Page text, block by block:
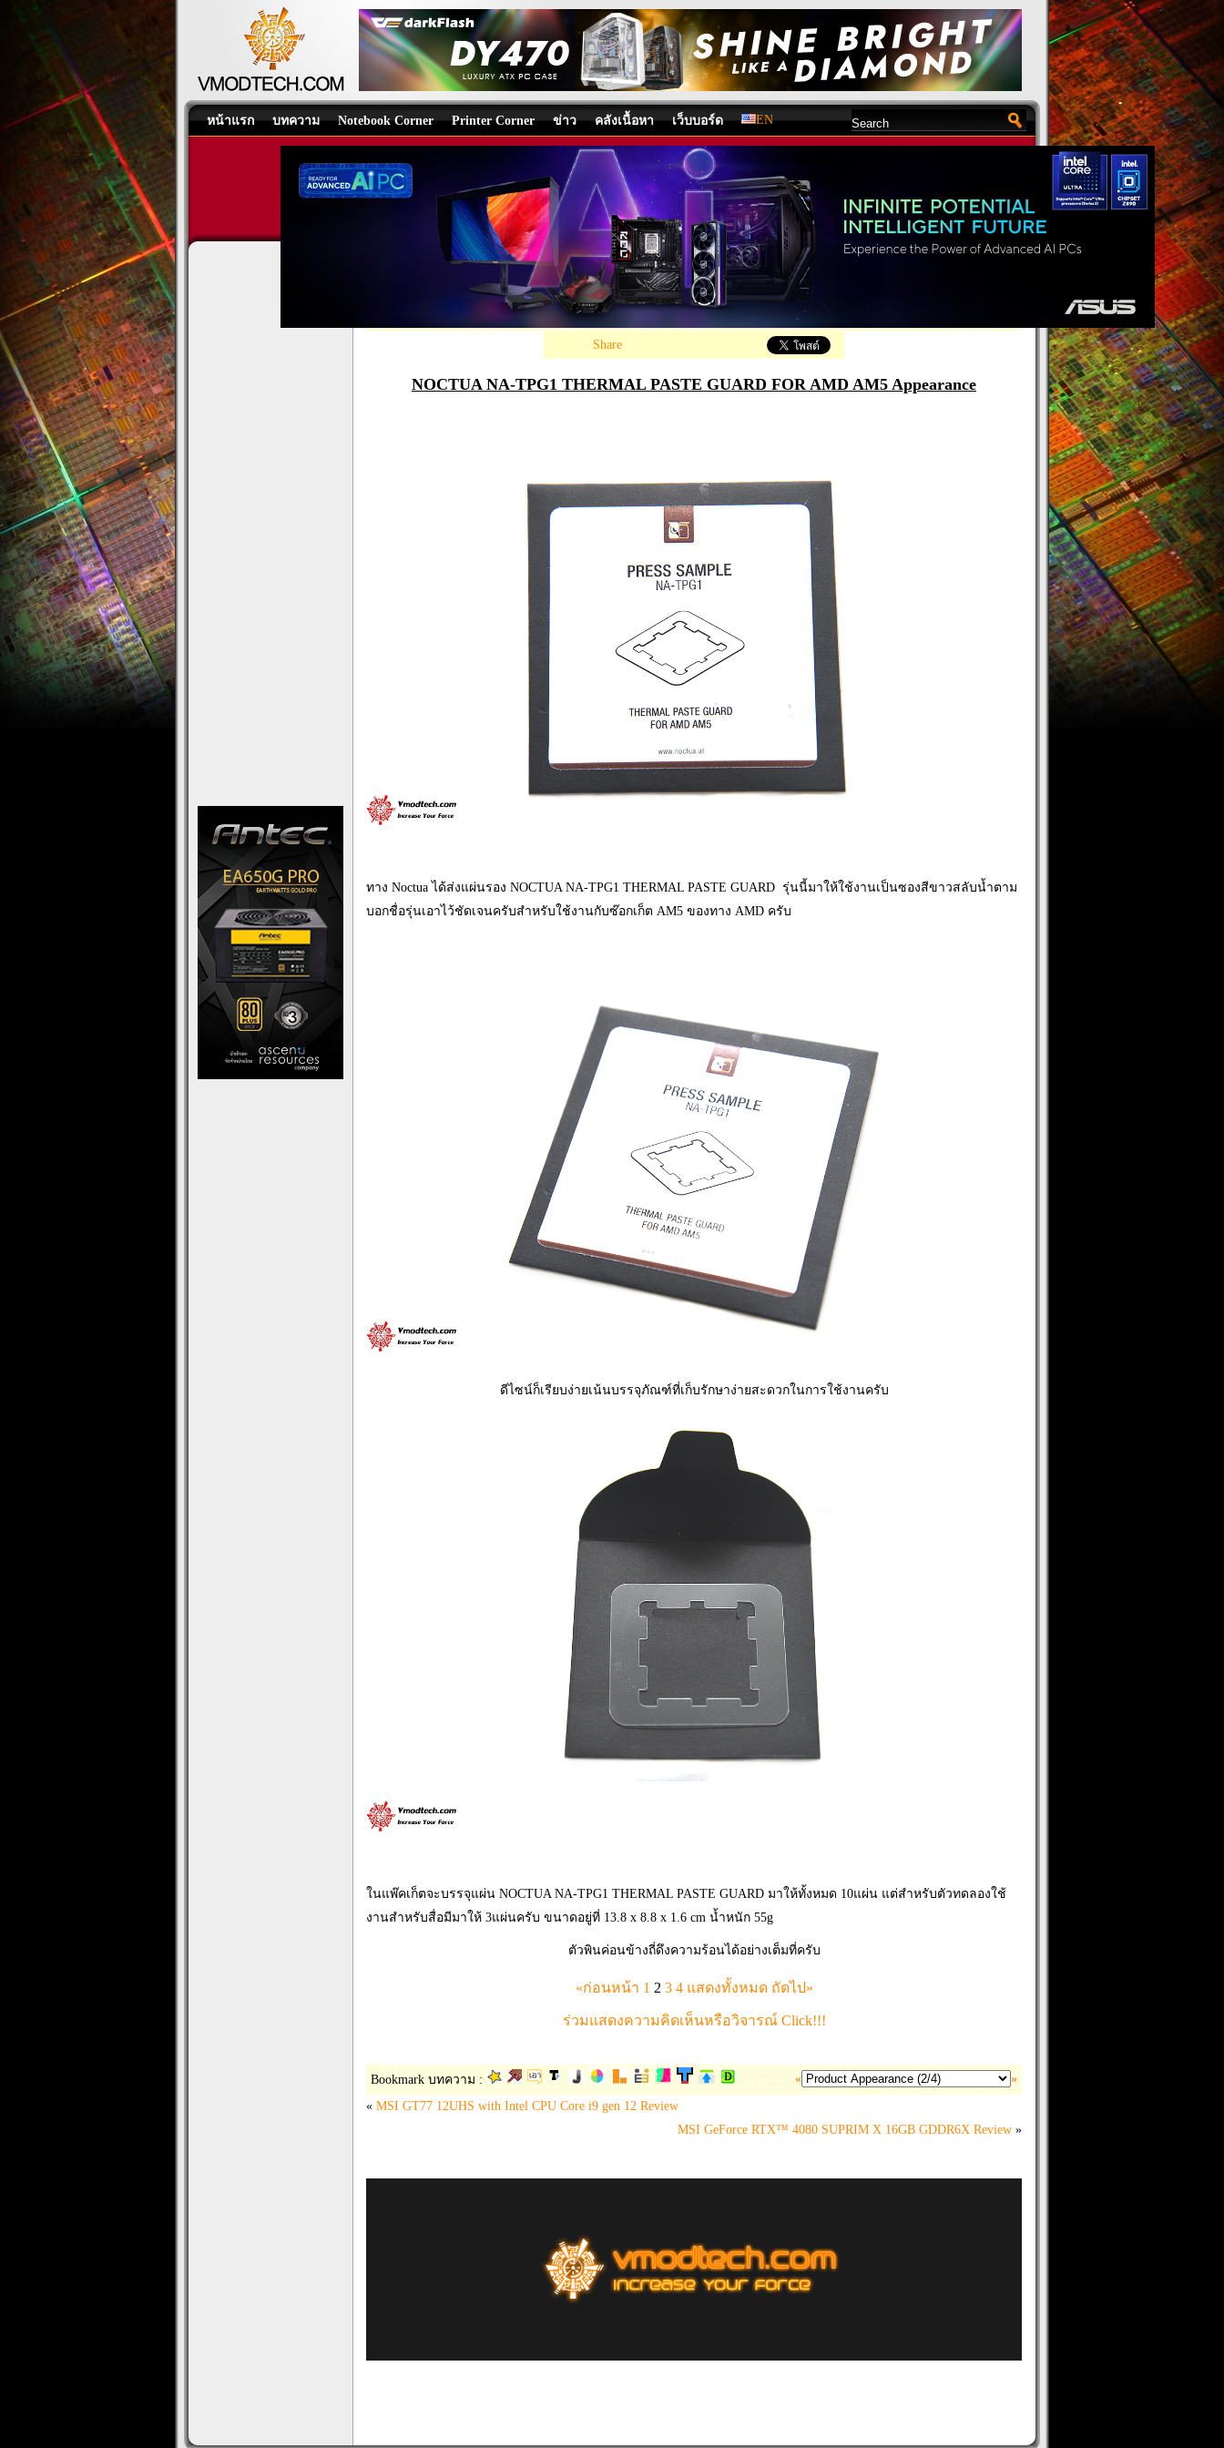
หน้าแรก บทความ Notebook Corner Printer Corner ข่าว คลังเนื้อหา เว็บบอร์ด EN
NOCTUA NA-TPG1 THERMAL PASTE GUARD FOR AMD AM5 REVIEW
บทความโดย:Nongkoo OverclockTeam, 09/11/2022 10:59, 209,318 views /
«
Share
NOCTUA NA-TPG1 THERMAL PASTE GUARD FOR AMD AM5 Appearance
ทาง Noctua ได้ส่งแผ่นรอง NOCTUA NA-TPG1 THERMAL PASTE GUARD รุ่นนี้มาให้ใช้งานเป็นซองสีขาวสลับน้ำตาม
บอกชื่อรุ่นเอาไว้ชัดเจนครับสำหรับใช้งานกับซ๊อกเก็ต AM5 ของทาง AMD ครับ
ดีไซน์ก็เรียบง่ายเน้นบรรจุภัณฑ์ที่เก็บรักษาง่ายสะดวกในการใช้งานครับ
ในแพ๊คเก็ตจะบรรจุแผ่น NOCTUA NA-TPG1 THERMAL PASTE GUARD มาให้ทั้งหมด 10แผ่น แต่สำหรับตัวทดลองใช้
งานสำหรับสื่อมีมาให้ 3แผ่นครับ ขนาดอยู่ที่ 13.8 x 8.8 x 1.6 cm น้ำหนัก 55g
ตัวพินค่อนข้างถี่ดึงความร้อนได้อย่างเต็มที่ครับ
«ก่อนหน้า 1 2 3 4แสดงทั้งหมด ถัดไป»
ร่วมแสดงความคิดเห็นหรือวิจารณ์ Click!!!
Bookmark บทความ : «
»
« MSI GT77 12UHS with Intel CPU Core i9 gen 12 Review
MSI GeForce RTX™ 4080 SUPRIM X 16GB GDDR6X Review »